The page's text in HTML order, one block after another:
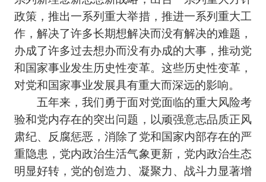
政策，推出一系列重大举措，推进一系列重大工
作，解决了许多长期想解决而没有解决的难题，
办成了许多过去想办而没有办成的大事，推动党
和国家事业发生历史性变革。这些历史性变革，
对党和国家事业发展具有重大而深远的影响。
五年来，我们勇于面对党面临的重大风险考
验和党内存在的突出问题，以顽强意志品质正风
肃纪、反腐惩恶，消除了党和国家内部存在的严
重隐患，党内政治生活气象更新，党内政治生态
明显好转，党的创造力、凝聚力、战斗力显著增